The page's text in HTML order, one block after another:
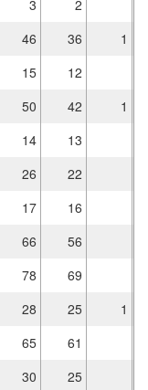
3
2
46 36
1
15
12
50 42
1
14
13
26
22
17
16
66
56
78
69
28 25
1
65
61
30
25